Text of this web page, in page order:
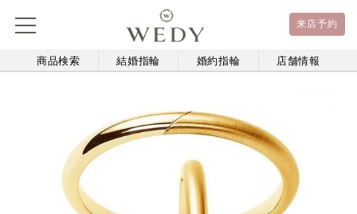
来店予約
商品検索 結婚指輪 婚約指輪 店舗情報